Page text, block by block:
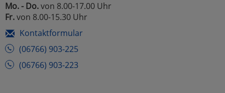
Mo. - Do.von 8.00-17.00 Uhr
Fr.von 8.00-15.30 Uhr
Kontaktformular
(06766) 903-225
(06766) 903-223